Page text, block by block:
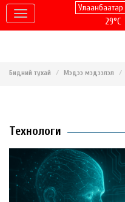
29°C
Бидний тухай Мэдээ мэдээлэл
Технологи